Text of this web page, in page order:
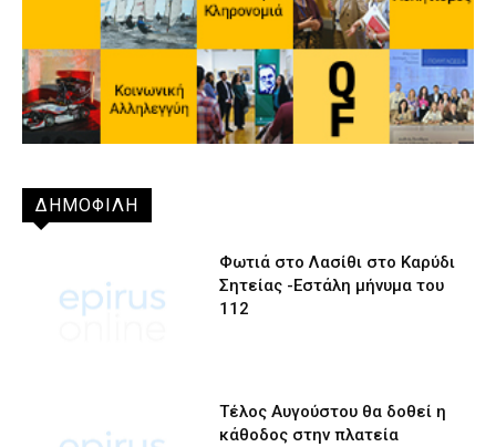
ΔΗΜΟΦΙΛΗ
Φωτιά στο Λασίθι στο Καρύδι
Σητείας -Εστάλη μήνυμα του
112
Τέλος Αυγούστου θα δοθεί η
κάθοδος στην πλατεία